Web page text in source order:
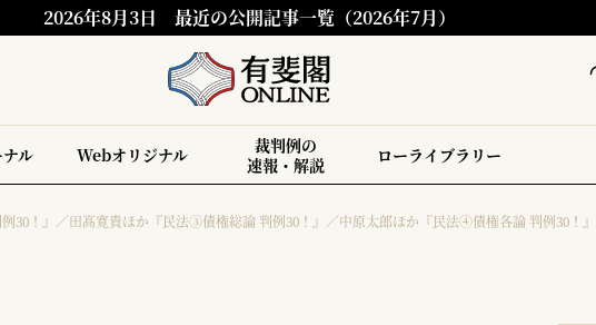
2026年8月3日 最近の公開記事一覧（2026年7月）
ル Webオリジナル
裁判例の
速報・解説
ローライブラリー
！』／田髙寛貴ほか『民法③債権総論 判例30！』／中原太郎ほか『民法④債権各論 判例30！